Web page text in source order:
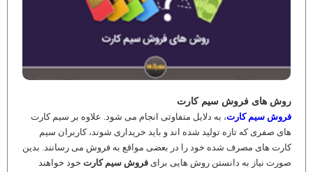
روش های فروش سیم کارت
فروش سیم کارت، به دلایل متفاوتی انجام می شود. علاوه بر سیم کارت
های صفری که تازه تولید شده اند و باید خریداری شوند، کاربران سیم
کارت های مصرف شده خود را در بعضی مواقع به فروش می رسانند. بدین
صورت نیاز به دانستن روش هایی برای فروش سیم کارت خود خواهند